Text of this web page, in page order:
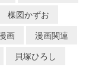
楳図かずお
画
漫画関連
貝塚ひろし